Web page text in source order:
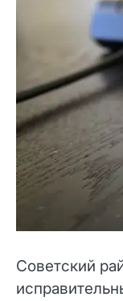
Советский